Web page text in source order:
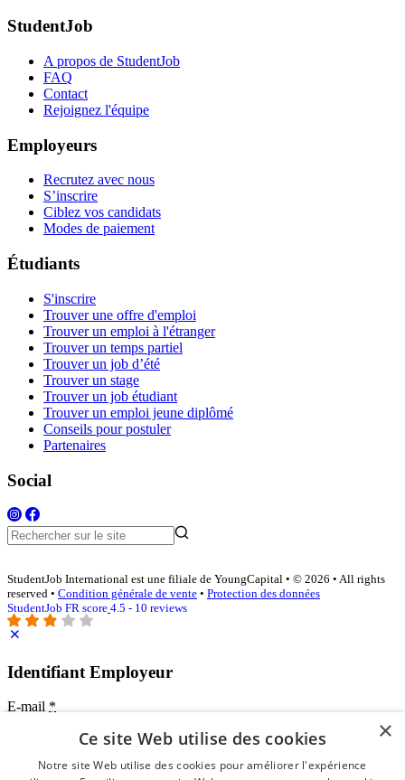
StudentJob
A propos de StudentJob
FAQ
Contact
Rejoignez l'équipe
Employeurs
Recrutez avec nous
S’inscrire
Ciblez vos candidats
Modes de paiement
Étudiants
S'inscrire
Trouver une offre d'emploi
Trouver un emploi à l'étranger
Trouver un temps partiel
Trouver un job d’été
Trouver un stage
Trouver un job étudiant
Trouver un emploi jeune diplômé
Conseils pour postuler
Partenaires
Social
StudentJob International est une filiale de YoungCapital • © 2026 • All rights
reserved • Condition générale de vente • Protection des données
StudentJob FR score 4.5 - 10 reviews
Identifiant Employeur
E-mail *
Mot de passe ×
Ce site Web utilise des cookies
Notre site Web utilise des cookies pour améliorer l'expérience